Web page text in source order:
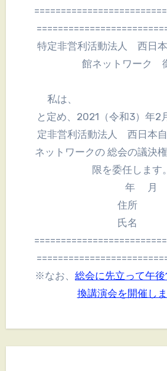
特定非営利活動法人 西日
館ネットワーク
私は、 氏を
と定め、2021（令和3）年2
定非営利活動法人 西日本
ネットワークの 総会の議決
限を委任します。
年 月
住所
氏名
※なお、 総会に先立って午
換講演会を開催し